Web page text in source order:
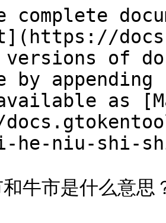
complete
versions of
by
as
he-niu-shi-
牛市是什么意思